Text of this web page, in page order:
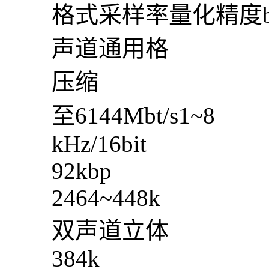
格式采样率量化精度
声道通用格
压缩
至6144Mbt/s1~8
kHz/16bit
92kbp
2464~448k
双声道立体
384k